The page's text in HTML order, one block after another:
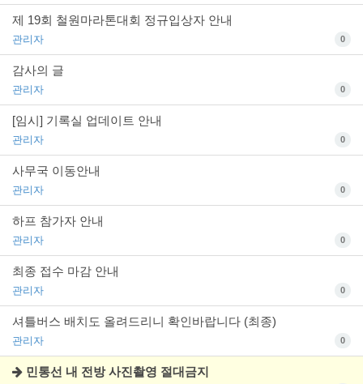
제 19회 철원마라톤대회 정규입상자 안내
관리자 0
감사의 글
관리자 0
[임시] 기록실 업데이트 안내
관리자 0
사무국 이동안내
관리자 0
하프 참가자 안내
관리자 0
최종 접수 마감 안내
관리자 0
셔틀버스 배치도 올려드리니 확인바랍니다 (최종)
관리자 0
민통선 내 전방 사진촬영 절대금지